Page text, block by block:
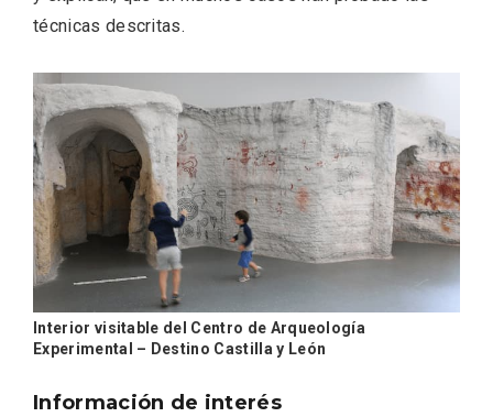
técnicas descritas.
Interior visitable del Centro de Arqueología
Experimental – Destino Castilla y León
Información de interés
IV Edición del Festival de Narración Oral,
Memoria, Tierra y Voz